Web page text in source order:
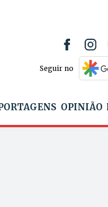
Seguir no
OPINIÃO